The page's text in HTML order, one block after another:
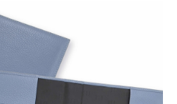
slideshow Items